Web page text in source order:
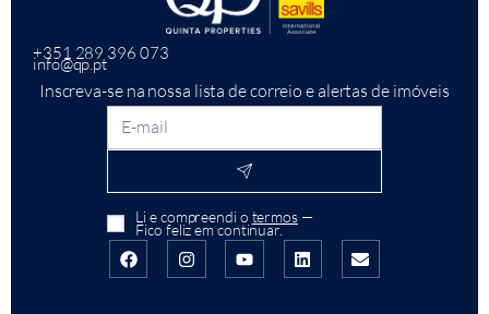
+351 289 396 073
info@qp.pt
Inscreva-se na nossa lista de correio e alertas de imóveis
Li e compreendi o termos—
Fico feliz em continuar.